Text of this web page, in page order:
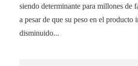
siendo determinante para millones de
a pesar de que su peso en el producto
disminuido...